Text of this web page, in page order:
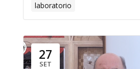
laboratorio
27
SET